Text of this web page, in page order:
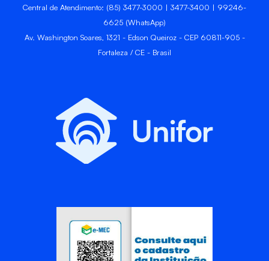
Central de Atendimento: (85) 3477-3000 | 3477-3400 | 99246-
6625 (WhatsApp)
Av. Washington Soares, 1321 - Edson Queiroz - CEP 60811-905 -
Fortaleza / CE - Brasil